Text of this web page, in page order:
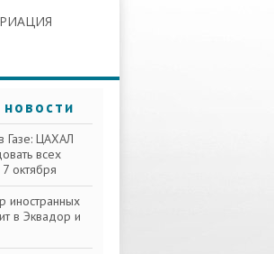
Газе: ЦАХАЛ
всех
октября
иностранных
в Эквадор и